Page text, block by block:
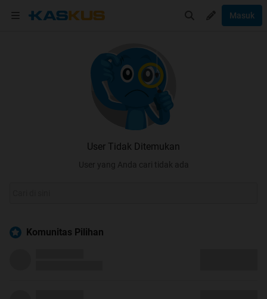
Masuk
User Tidak Ditemukan
User yang Anda cari tidak ada
Komunitas Pilihan